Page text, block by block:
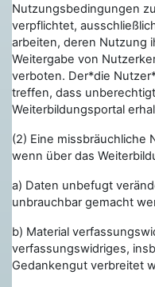
Nutzungsbedingungen
verpflichtet,
arbeiten, deren Nutzung
Weitergabe von
verboten. Der*die
treffen, dass
Weiterbildungsportal
(2) Eine missbräuchliche
wenn über das
a) Daten unbefugt
unbrauchbar gemacht
b) Material
verfassungswidriges,
Gedankengut verbreitet